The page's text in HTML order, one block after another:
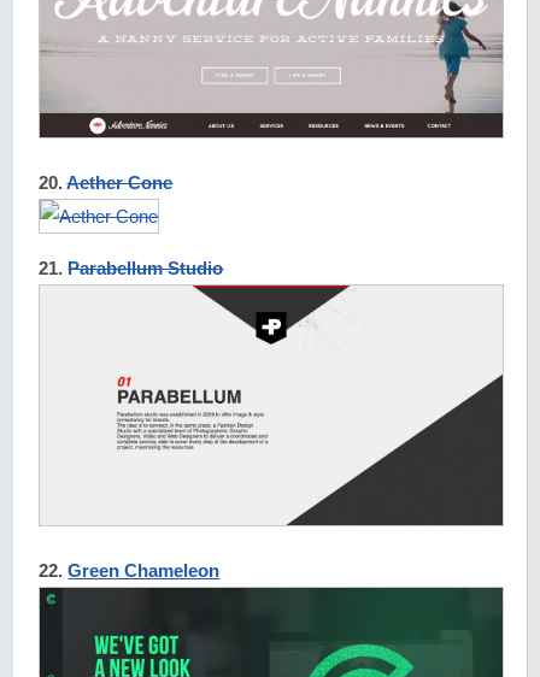
20.Aether Cone
21.Parabellum Studio
22.Green Chameleon